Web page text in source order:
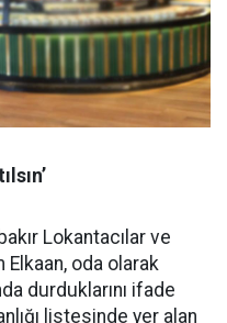
Lokantacılar ve
Elkaan, oda olarak
durduklarını ifade
listesinde yer alan